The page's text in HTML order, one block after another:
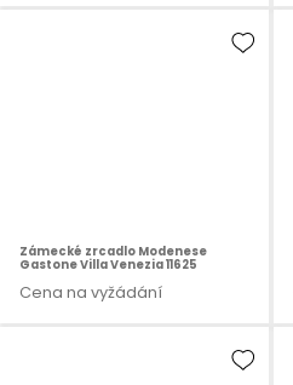
Zámecké zrcadlo Modenese
Gastone Villa Venezia 11625
Cena na vyžádání